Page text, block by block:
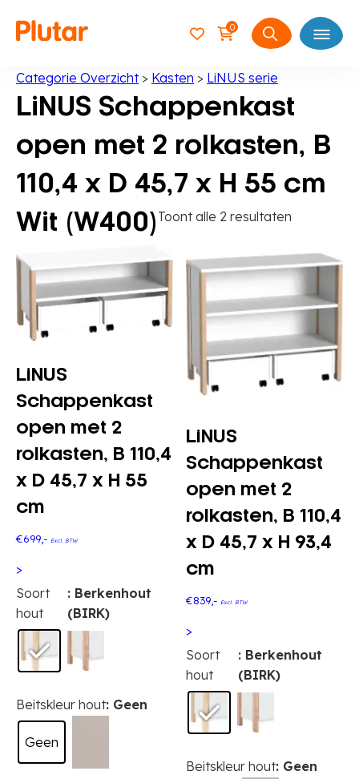
0
Zoeken
Open
Categorie Overzicht > Kasten > LiNUS serie
LiNUS Schappenkast
open met 2 rolkasten, B
110,4 x D 45,7 x H 55 cm
Wit (W400) Toont alle 2 resultaten
LiNUS
Schappenkast
open met 2
rolkasten, B 110,4
x D 45,7 x H 55
cm
€699,- Excl. BTW
>
Dit
product
heeft
meerdere
variaties.
optie
kan
gekozen
worden
Soort
hout
: Berkenhout
(BIRK)
Beitskleur hout: Geen
Geen
LiNUS
Schappenkast
open met 2
rolkasten, B 110,4
x D 45,7 x H 93,4
cm
€839,- Excl. BTW
>
Dit
product
heeft
meerdere
variaties.
optie
Soort
hout
: Berkenhout
(BIRK)
Beitskleur hout: Geen